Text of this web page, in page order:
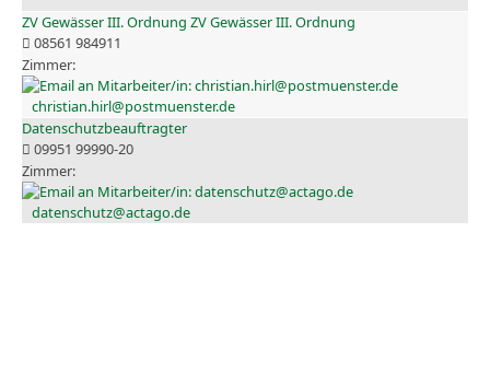
ZV Gewässer III. Ordnung ZV Gewässer III. Ordnung
08561 984911
christian.hirl@postmuenster.de
Datenschutzbeauftragter
09951 99990-20
datenschutz@actago.de